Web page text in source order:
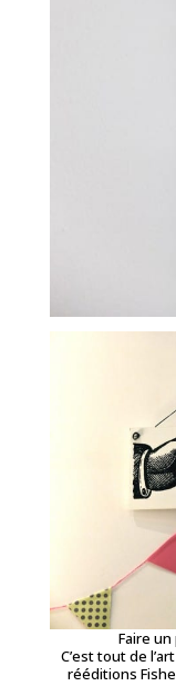
Faire
C’est tout de
rééditions